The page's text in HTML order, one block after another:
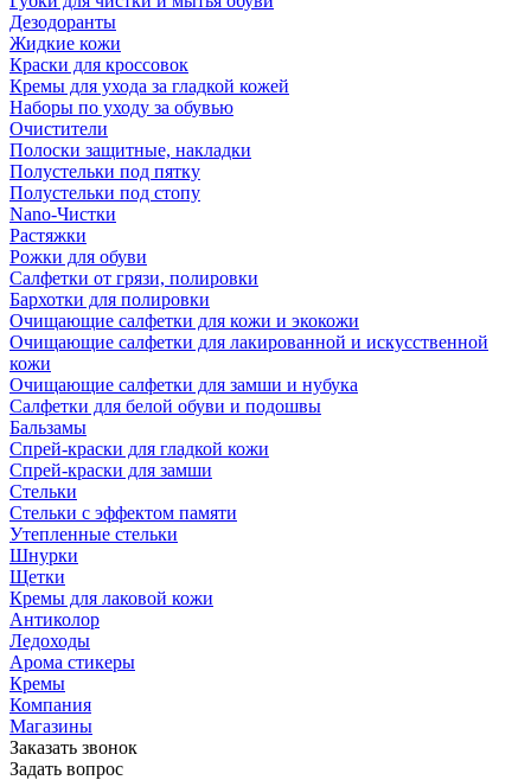
Дезодоранты
Жидкие кожи
Краски для кроссовок
Кремы для ухода за гладкой кожей
Наборы по уходу за обувью
Очистители
Полоски защитные, накладки
Полустельки под пятку
Полустельки под стопу
Nano-Чистки
Растяжки
Рожки для обуви
Салфетки от грязи, полировки
Бархотки для полировки
Очищающие салфетки для кожи и экокожи
Очищающие салфетки для лакированной и искусственной
кожи
Очищающие салфетки для замши и нубука
Салфетки для белой обуви и подошвы
Бальзамы
Спрей-краски для гладкой кожи
Спрей-краски для замши
Стельки
Стельки с эффектом памяти
Утепленные стельки
Шнурки
Щетки
Кремы для лаковой кожи
Антиколор
Ледоходы
Арома стикеры
Кремы
Компания
Магазины
Заказать звонок
Задать вопрос